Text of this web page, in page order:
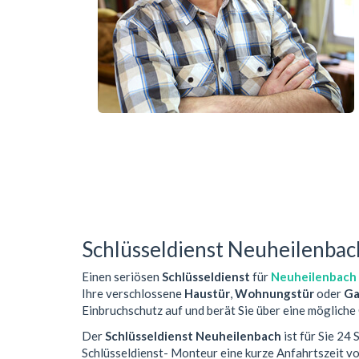
Schlüsseldienst
Einen seriösen Schlüsseldienst für Neuheilenbach
Ihre verschlossene Haustür,Wohnungstüroder
Einbruchschutz auf und berät Sie über eine
DerSchlüsseldienst Neuheilenbach ist für Sie 24
Schlüsseldienst- Monteur eine kurze Anfahrtszeit